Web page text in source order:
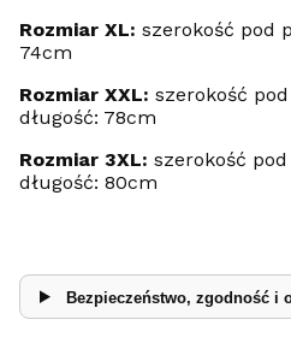
Rozmiar XL: szerokość pod
74cm
Rozmiar XXL: szerokość
długość: 78cm
Rozmiar 3XL: szerokość
długość: 80cm
Bezpieczeństwo, zgodność i